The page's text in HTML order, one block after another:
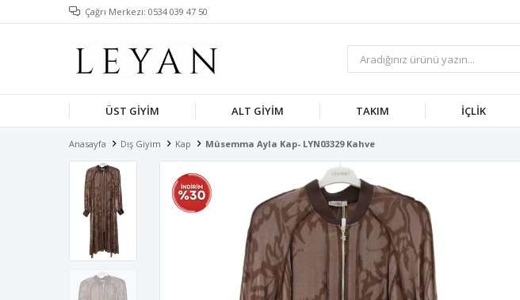
Çağrı Merkezi: 0534 039 47 50
ÜST GIYIM ALT GIYIM TAKIM İÇLIK
Anasayfa Dış Giyim Kap Müsemma Ayla Kap- LYN03329 Kahve